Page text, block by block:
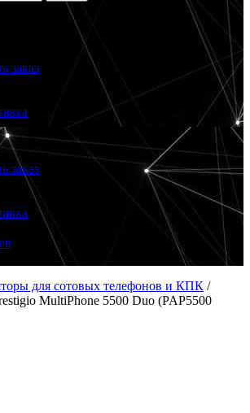
заказ
заказ
для сотовых телефонов и КПК /
MultiPhone 5500 Duo (PAP5500